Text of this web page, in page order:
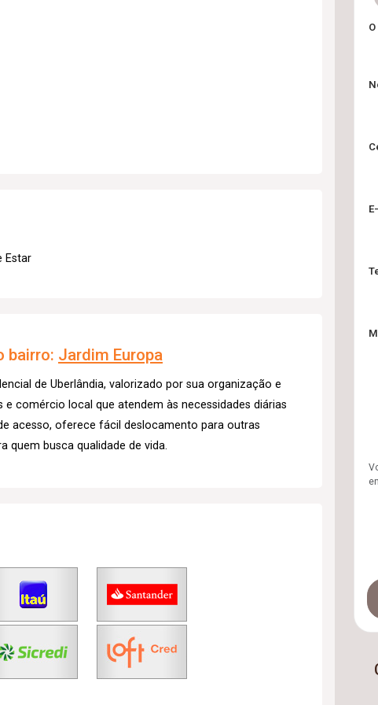
Estar
bairro: Jardim Europa
de Uberlândia, valorizado por sua organização e
comércio local que atendem às necessidades diárias
acesso, oferece fácil deslocamento para outras
quem busca qualidade de vida.